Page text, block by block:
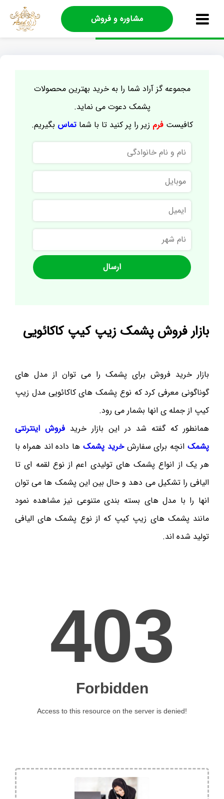
مشاوره و فروش
مجموعه گز آراد شما را به خرید بهترین محصولات
پشمک دعوت می نماید.
کافیستفرم زیر را پر کنید تا با شماتماس بگیریم.
نام
و
نام
خانوادگی
موبایل
ایمیل
نام
شهر
بازار فروش پشمک زیپ کیپ کاکائویی
بازار خرید فروش برای پشمک را می توان از مدل های
گوناگونی معرفی کرد که نوع پشمک های کاکائویی مدل زیپ
کیپ از جمله ی انها بشمار می رود.
همانطور که گفته شد در این بازار خرید فروش اینترنتی
پشمکانچه برای سفارشخرید پشمک ها داده اند همراه با
هر یک از انواع پشمک های تولیدی اعم از نوع لقمه ای تا
الیافی را تشکیل می دهد و حال بین این پشمک ها می توان
انها را با مدل های بسته بندی متنوعی نیز مشاهده نمود
مانند پشمک های زیپ کیپ که از نوع پشمک های الیافی
تولید شده اند.